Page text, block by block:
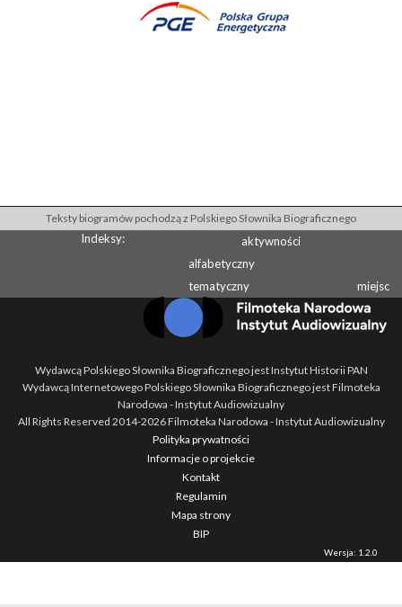
Teksty biogramów pochodzą z Polskiego Słownika Biograficznego
Indeksy:
aktywności
alfabetyczny
tematyczny
miejsc
Wydawcą Polskiego Słownika Biograficznego jest Instytut Historii PAN
Wydawcą Internetowego Polskiego Słownika Biograficznego jest Filmoteka
Narodowa - Instytut Audiowizualny
All Rights Reserved 2014-2026Filmoteka Narodowa - Instytut Audiowizualny
Polityka prywatności
Informacje o projekcie
Kontakt
Regulamin
Mapa strony
BIP
Wersja: 1.2.0